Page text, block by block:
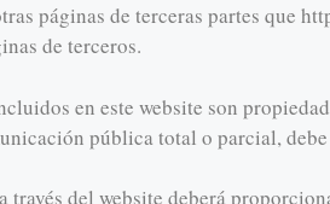
páginas de terceras partes que
de terceros.
en este website son
pública total o parcial,
del website deberá